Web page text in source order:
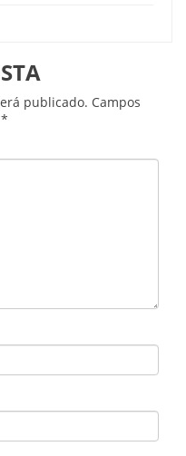
publicado. Campos
*